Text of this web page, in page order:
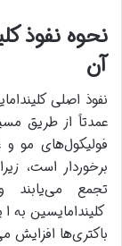
نحوه نفوذ
آن
نفوذ اصلی
عمدتاً از طریق
فولیکول‌های مو و
تجمع می‌یابند
کلیندامایسین
باکتری‌ها افزایش